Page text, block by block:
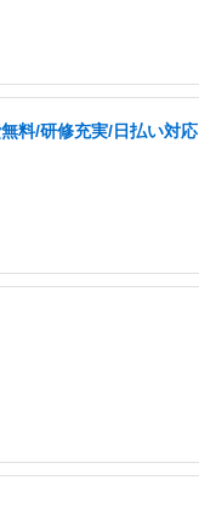
料/研修充実/日払い対応